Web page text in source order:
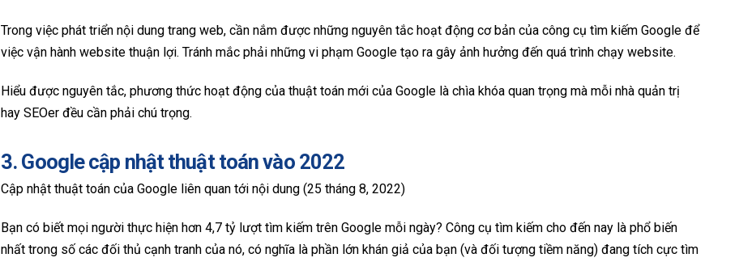
Trong việc phát triển nội dung trang web, cần nắm được những nguyên tắc hoạt động cơ bản của công cụ tìm kiếm Google để
việc vận hành website thuận lợi. Tránh mắc phải những vi phạm Google tạo ra gây ảnh hưởng đến quá trình chạy website.
Hiểu được nguyên tắc, phương thức hoạt động của thuật toán mới của Google là chìa khóa quan trọng mà mỗi nhà quản trị
hay SEOer đều cần phải chú trọng.
3. Google cập nhật thuật toán vào 2022
Cập nhật thuật toán của Google liên quan tới nội dung (25 tháng 8, 2022)
Bạn có biết mọi người thực hiện hơn 4,7 tỷ lượt tìm kiếm trên Google mỗi ngày? Công cụ tìm kiếm cho đến nay là phổ biến
nhất trong số các đối thủ cạnh tranh của nó, có nghĩa là phần lớn khán giả của bạn (và đối tượng tiềm năng) đang tích cực tìm